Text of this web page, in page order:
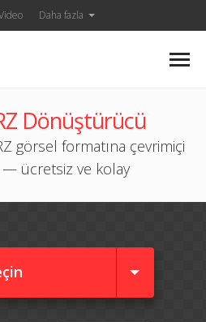
Daha fazla
Dönüştürücü
görsel formatına çevrimiçi
ücretsiz ve kolay